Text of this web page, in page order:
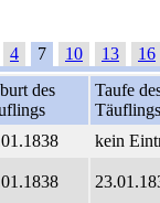
4 7 10 13
16
des
Taufe
Täuflings
kein